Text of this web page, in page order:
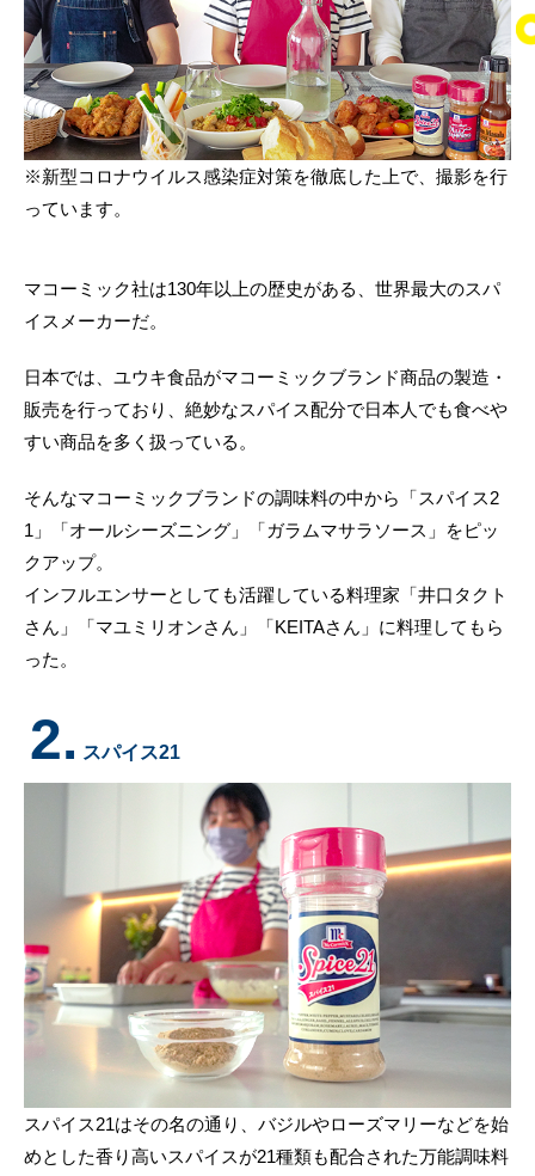
※新型コロナウイルス感染症対策を徹底した上で、撮影を行
っています。
マコーミック社は130年以上の歴史がある、世界最大のスパ
イスメーカーだ。
日本では、ユウキ食品がマコーミックブランド商品の製造・
販売を行っており、絶妙なスパイス配分で日本人でも食べや
すい商品を多く扱っている。
そんなマコーミックブランドの調味料の中から「スパイス2
1」「オールシーズニング」「ガラムマサラソース」をピッ
クアップ。
インフルエンサーとしても活躍している料理家「井口タクト
さん」「マユミリオンさん」「KEITAさん」に料理してもら
った。
2. スパイス21
スパイス21はその名の通り、バジルやローズマリーなどを始
めとした香り高いスパイスが21種類も配合された万能調味料